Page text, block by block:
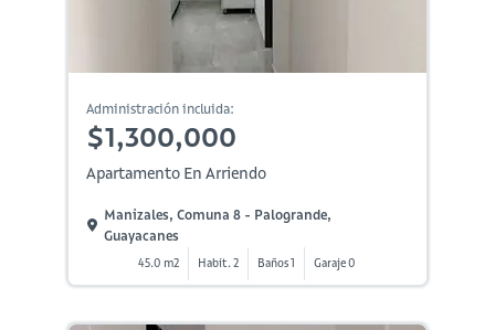
Administración incluida:
$1,300,000
Apartamento En Arriendo
Manizales, Comuna 8 - Palogrande,
Guayacanes
45.0 m2 Habit. 2 Baños 1 Garaje 0